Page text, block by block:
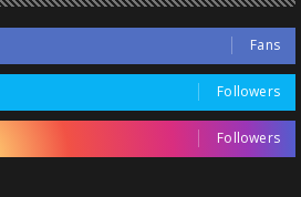
Fans
Followers
Followers